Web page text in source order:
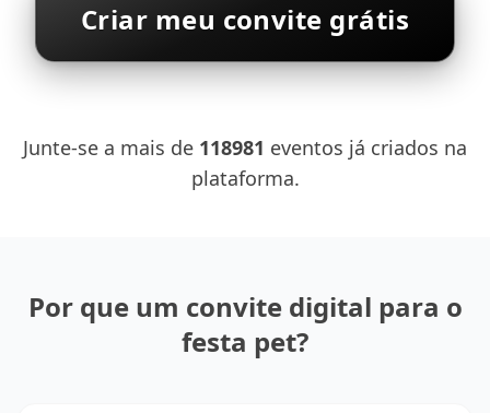
Criar meu convite grátis
Junte-se a mais de 118981 eventos já criados na
plataforma.
Por que um convite digital para o
festa pet?